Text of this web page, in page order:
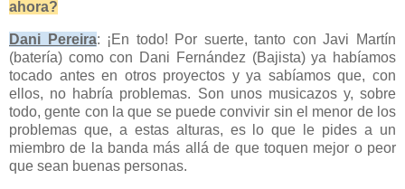
ahora?
Dani Pereira: ¡En todo! Por suerte, tanto con Javi Martín
(batería) como con Dani Fernández (Bajista) ya habíamos
tocado antes en otros proyectos y ya sabíamos que, con
ellos, no habría problemas. Son unos musicazos y, sobre
todo, gente con la que se puede convivir sin el menor de los
problemas que, a estas alturas, es lo que le pides a un
miembro de la banda más allá de que toquen mejor o peor
que sean buenas personas.